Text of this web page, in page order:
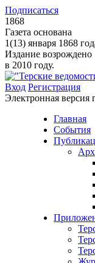
Подписаться
1868
Газета основана
1(13) января 1868
Издание возрождено
в 2010 году.
Вход Регистрация
Электронная версия
Главная
События